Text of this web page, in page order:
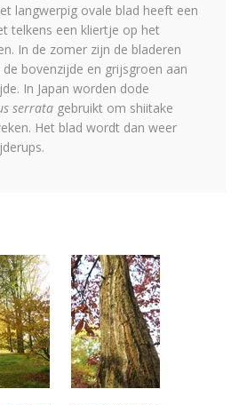
langwerpig ovale blad heeft een
telkens een kliertje op het
In de zomer zijn de bladeren
bovenzijde en grijsgroen aan
In Japan worden dode
serrata gebruikt om shiitake
Het blad wordt dan weer